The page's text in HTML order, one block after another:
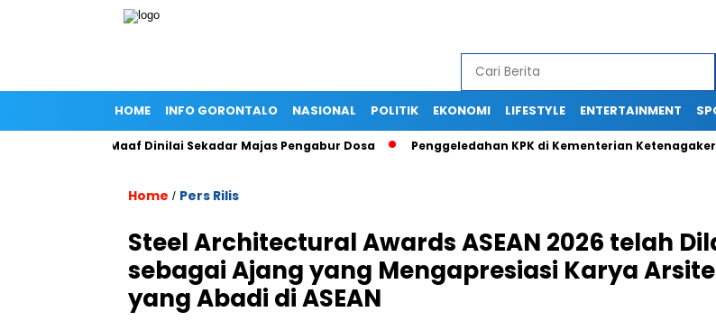
HOME INFO GORONTALO NASIONAL POLITIK EKONOMI LIFESTYLE ENTERTAINMENT
Minta Maaf Dinilai Sekadar Majas Pengabur Dosa Penggeledahan KPK di Kementerian
Home / Pers Rilis
Steel Architectural Awards ASEAN 2026 telah
sebagai Ajang yang Mengapresiasi Karya
yang Abadi di ASEAN